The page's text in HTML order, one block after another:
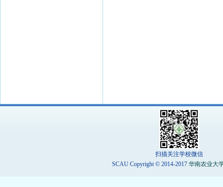
扫描关注学校微信
SCAU Copyright © 2014-2017 华南农业大